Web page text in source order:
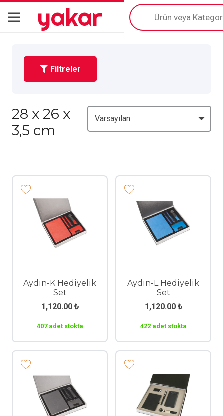
yakar
Products
search
Filtreler
28 x 26 x
3,5 cm
Aydın-K Hediyelik
Set
1,120.00 ₺
407 adet stokta
Aydın-L Hediyelik
Set
1,120.00 ₺
422 adet stokta